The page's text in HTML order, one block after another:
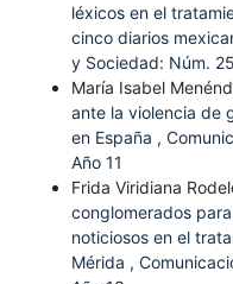
léxicos en el
cinco diarios
y Sociedad: Núm.
María Isabel
ante la violencia de
en España ,
Año 11
Frida Viridiana
conglomerados
noticiosos en el
Mérida ,